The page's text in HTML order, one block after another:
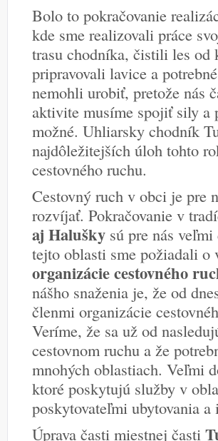
Bolo to pokračovanie
kde sme realizovali práce
trasu chodníka, čistili les od
pripravovali lavice a
nemohli urobiť, pretože nás
aktivite musíme spojiť sily a
možné. Uhliarsky chodník
najdôležitejších úloh tohto
cestovného ruchu.
Cestovný ruch v obci je pre
rozvíjať. Pokračovanie v
aj Haluškysú pre nás
tejto oblasti sme požiadali
organizácie cestovného
nášho snaženia je, že od
členmi organizácie
Veríme, že sa už od
cestovnom ruchu a že
mnohých oblastiach. Veľmi
ktoré poskytujú služby v
poskytovateľmi ubytovania
Úprava časti miestnej časti